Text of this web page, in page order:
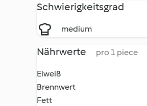
Schwierigkeitsgrad
medium
Nährwerte pro 1 piece
Eiweiß
Brennwert
Fett